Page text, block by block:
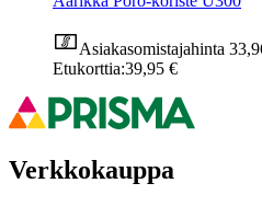
Asiakasomistajahinta
Etukorttia:39,95 €
Verkkokauppa